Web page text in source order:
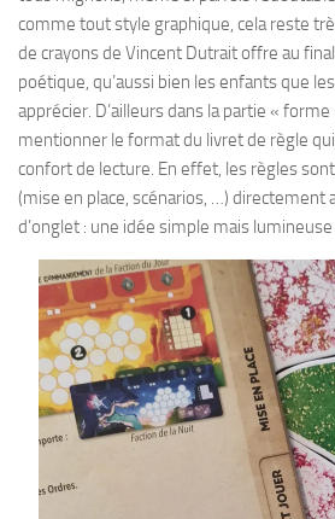
comme tout style graphique, cela reste
de crayons de Vincent Dutrait offre au
poétique, qu’aussi bien les enfants que
apprécier. D’ailleurs dans la partie «
mentionner le format du livret de règle
confort de lecture. En effet, les règles
(mise en place, scénarios, …) directement
d’onglet : une idée simple mais lumineuse